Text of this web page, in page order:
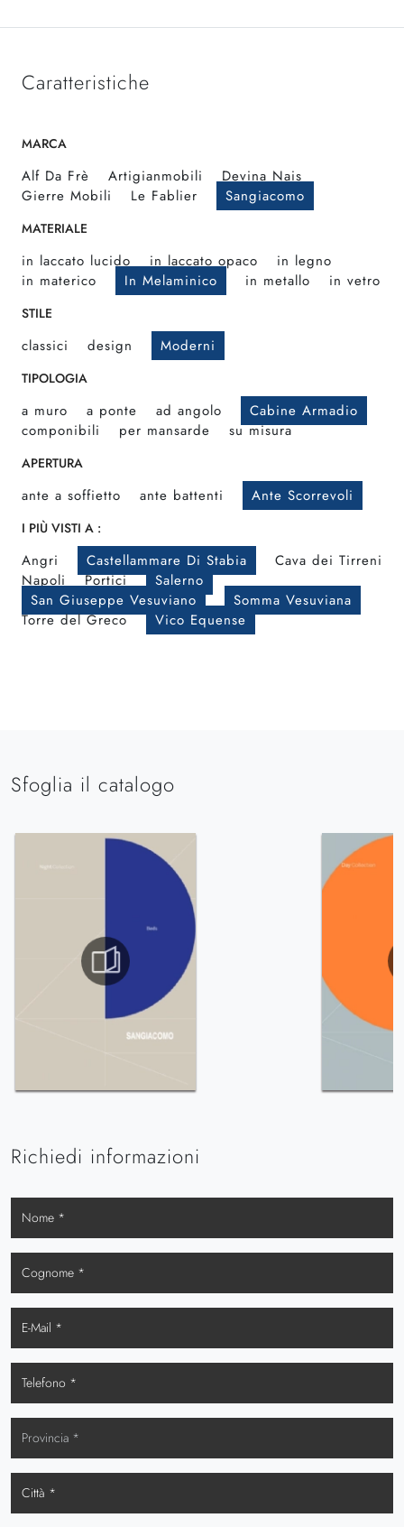
Caratteristiche
MARCA
Alf Da Frè Artigianmobili
Devina Nais
Gierre Mobili
Le Fablier Sangiacomo
MATERIALE
in laccato lucido in laccato opaco
in legno
in materico
In Melaminico in metallo in vetro
STILE
classici design Moderni
TIPOLOGIA
a muro a ponte ad angolo
Cabine Armadio
componibili
per mansarde su misura
APERTURA
ante a soffietto ante battenti Ante Scorrevoli
I PIÙ VISTI A :
Angri Castellammare Di Stabia
Cava dei Tirreni
Napoli
Portici
Salerno
San Giuseppe Vesuviano
Somma Vesuviana
Torre del Greco
Vico Equense
Sfoglia il catalogo
Richiedi informazioni